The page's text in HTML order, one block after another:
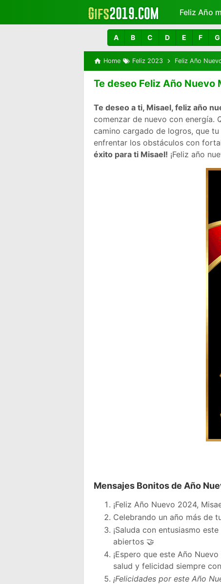
Feliz Año
Más
A B C D E F G
Home Feliz 2023 Feliz Año
Te deseo Feliz Año Nuevo
Te deseo a ti, Misael, feliz año
comenzar de nuevo con energía.
camino cargado de logros, que
enfrentar los obstáculos con
éxito para ti Misael! ¡Feliz año
Mensajes Bonitos de Año
¡Feliz Año Nuevo 2024,
Celebrando un año más de
¡Saluda con entusiasmo
abiertos 🤝
¡Espero que este Año
salud y felicidad siempre
¡Felicidades por este Año